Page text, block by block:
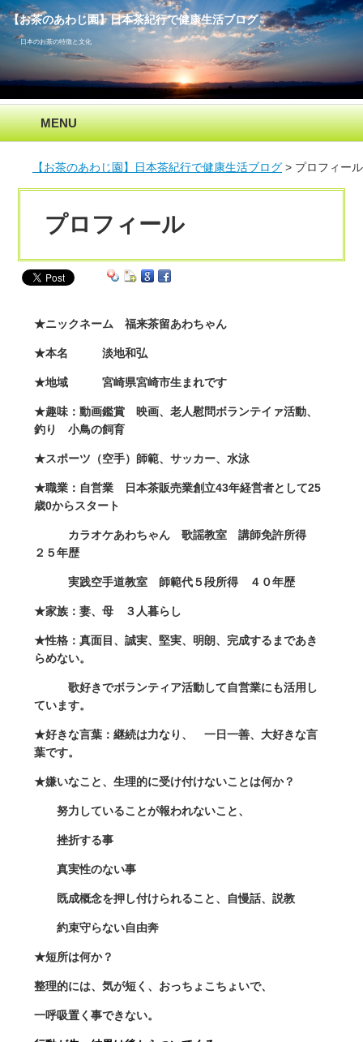
【お茶のあわじ園】日本茶紀行で健康生活ブログ
日本のお茶の特徴と文化
MENU
【お茶のあわじ園】日本茶紀行で健康生活ブログ プロフィール
プロフィール
★ニックネーム 福来茶留あわちゃん
★本名 淡地和弘
★地域 宮崎県宮崎市生まれです
★趣味：動画鑑賞 映画、老人慰問ボランテイァ活動、
釣り 小鳥の飼育
★スポーツ（空手）師範、サッカー、水泳
★職業：自営業 日本茶販売業創立43年経営者として25
歳0からスタート
カラオケあわちゃん 歌謡教室 講師免許所得
２５年歴
実践空手道教室 師範代５段所得 ４０年歴
★家族：妻、母 ３人暮らし
★性格：真面目、誠実、堅実、明朗、完成するまであき
らめない。
歌好きでボランティア活動して自営業にも活用し
ています。
★好きな言葉：継続は力なり、 一日一善、大好きな言
葉です。
★嫌いなこと、生理的に受け付けないことは何か？
努力していることが報われないこと、
挫折する事
真実性のない事
既成概念を押し付けられること、自慢話、説教
約束守らない自由奔
★短所は何か？
整理的には、気が短く、おっちょこちょいで、
一呼吸置く事できない。